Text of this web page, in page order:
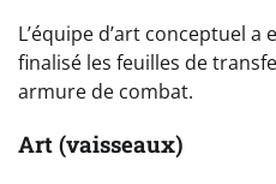
L’équipe d’art conceptuel
finalisé les feuilles de
armure de combat.
Art (vaisseaux)